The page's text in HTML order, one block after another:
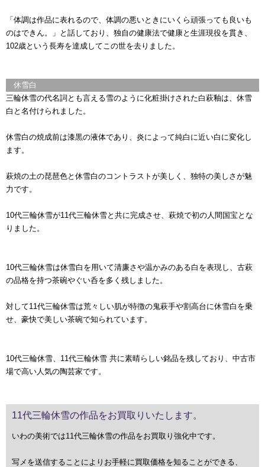
「体調は作品に表れるので、体調の悪いときにいくら頑張っても良いも
のはできん。」と話しており、独自の健康法で健康と生涯現役を貫き、
102歳という長寿を達成してこの世を去りました。
休雪白
三輪休雪の代名詞とも言える雪のように化粧掛けされた白萩釉は、休雪
白と名付けられました。
休雪白の焼成前は漆黒の液体であり、炎によって純白に近い白に変化し
ます。
萩焼の土の琵琶色と休雪白のコントラストが美しく、独特の美しさが魅
力です。
10代三輪休雪が11代三輪休雪と共に完成させ、萩焼で初の人間国宝とな
りました。
10代三輪休雪は休雪白を用いて清廉さや温かみのある白を表現し、古萩
の品格を持つ茶碗やぐい呑を多く残しました。
対して11代三輪休雪は荒々しい肌が特徴の鬼萩手や割高台に休雪白を乗
せ、豪快で美しい茶碗で知られています。
10代三輪休雪、11代三輪休雪 共に素晴らしい銘品を残しており、中古市
場で高い人気の陶芸家です。
11代三輪休雪の作品をお買取りいたします。
いわの美術では11代三輪休雪の作品をお買取り強化中です。
写メを送信することによりお手軽に買取価格を知ることができる、